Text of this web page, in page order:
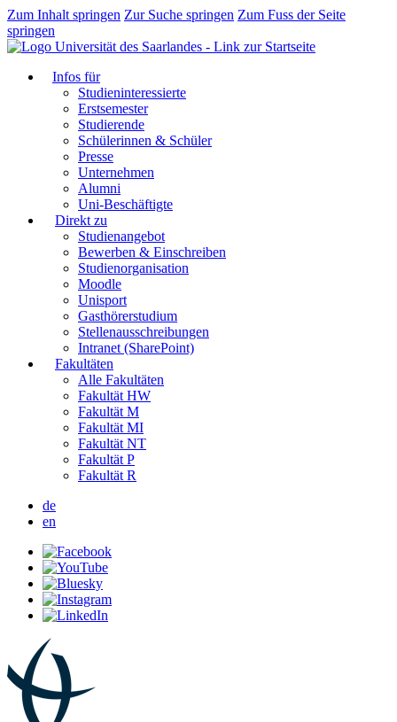
Zum Inhalt springen Zur Suche springen Zum Fuss der Seite
springen
Infos für
Studieninteressierte
Erstsemester
Studierende
Schülerinnen & Schüler
Presse
Unternehmen
Alumni
Uni-Beschäftigte
Direkt zu
Studienangebot
Bewerben & Einschreiben
Studienorganisation
Moodle
Unisport
Gasthörerstudium
Stellenausschreibungen
Intranet (SharePoint)
Fakultäten
Alle Fakultäten
Fakultät HW
Fakultät M
Fakultät MI
Fakultät NT
Fakultät P
Fakultät R
de
en